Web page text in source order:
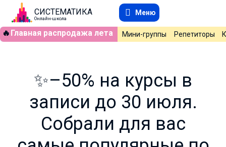
СИСТЕМАТИКА
Онлайн-школа
Меню
🔥 Главная распродажа лета Мини-группы Репетиторы
✨–50% на курсы в
записи до 30 июля.
Собрали для вас